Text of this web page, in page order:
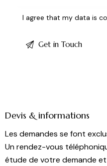
I agree that my data is
Devis & informations
Les demandes se font
Un rendez-vous
étude de votre demande